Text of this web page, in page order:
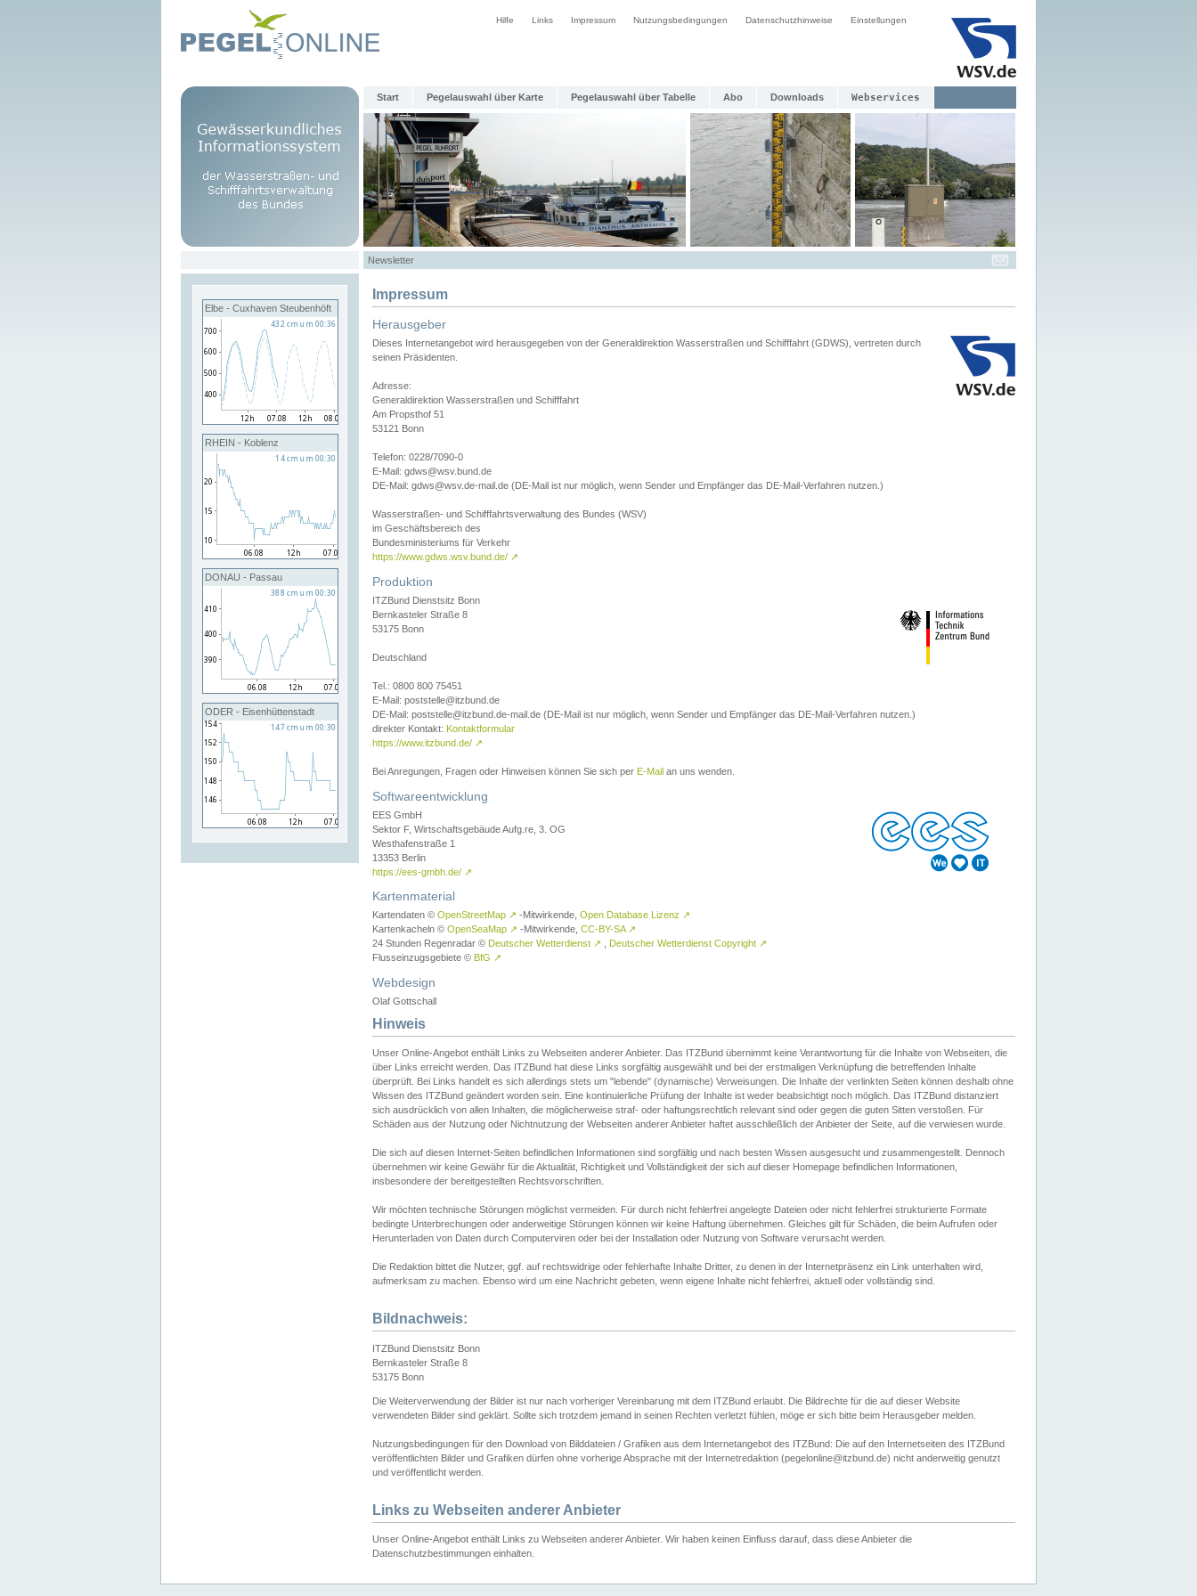
Hilfe Links Impressum Nutzungsbedingungen Datenschutzhinweise Einstellungen
Start Pegelauswahl über Karte Pegelauswahl über Tabelle Abo Downloads Webservices
Newsletter
Elbe - Cuxhaven Steubenhöft
RHEIN - Koblenz
DONAU - Passau
ODER - Eisenhüttenstadt
Impressum
Herausgeber
Dieses Internetangebot wird herausgegeben von der Generaldirektion Wasserstraßen und Schifffahrt (GDWS), vertreten durch
seinen Präsidenten.
Adresse:
Generaldirektion Wasserstraßen und Schifffahrt
Am Propsthof 51
53121 Bonn
Telefon: 0228/7090-0
E-Mail: gdws@wsv.bund.de
DE-Mail: gdws@wsv.de-mail.de (DE-Mail ist nur möglich, wenn Sender und Empfänger das DE-Mail-Verfahren nutzen.)
Wasserstraßen- und Schifffahrtsverwaltung des Bundes (WSV)
im Geschäftsbereich des
Bundesministeriums für Verkehr
https://www.gdws.wsv.bund.de/ ↗
Produktion
ITZBund Dienstsitz Bonn
Bernkasteler Straße 8
53175 Bonn
Deutschland
Tel.: 0800 800 75451
E-Mail: poststelle@itzbund.de
DE-Mail: poststelle@itzbund.de-mail.de (DE-Mail ist nur möglich, wenn Sender und Empfänger das DE-Mail-Verfahren nutzen.)
direkter Kontakt: Kontaktformular
https://www.itzbund.de/ ↗
Bei Anregungen, Fragen oder Hinweisen können Sie sich per E-Mail an uns wenden.
Softwareentwicklung
EES GmbH
Sektor F, Wirtschaftsgebäude Aufg.re, 3. OG
Westhafenstraße 1
13353 Berlin
https://ees-gmbh.de/ ↗
Kartenmaterial
Kartendaten © OpenStreetMap ↗ -Mitwirkende, Open Database Lizenz ↗
Kartenkacheln © OpenSeaMap ↗ -Mitwirkende, CC-BY-SA ↗
24 Stunden Regenradar © Deutscher Wetterdienst ↗ Deutscher Wetterdienst Copyright ↗
Flusseinzugsgebiete © BfG ↗
Webdesign
Olaf Gottschall
Hinweis
Unser Online-Angebot enthält Links zu Webseiten anderer Anbieter. Das ITZBund übernimmt keine Verantwortung für die Inhalte von Webseiten, die
über Links erreicht werden. Das ITZBund hat diese Links sorgfältig ausgewählt und bei der erstmaligen Verknüpfung die betreffenden Inhalte
überprüft. Bei Links handelt es sich allerdings stets um "lebende" (dynamische) Verweisungen. Die Inhalte der verlinkten Seiten können deshalb ohne
Wissen des ITZBund geändert worden sein. Eine kontinuierliche Prüfung der Inhalte ist weder beabsichtigt noch möglich. Das ITZBund distanziert
sich ausdrücklich von allen Inhalten, die möglicherweise straf- oder haftungsrechtlich relevant sind oder gegen die guten Sitten verstoßen. Für
Schäden aus der Nutzung oder Nichtnutzung der Webseiten anderer Anbieter haftet ausschließlich der Anbieter der Seite, auf die verwiesen wurde.
Die sich auf diesen Internet-Seiten befindlichen Informationen sind sorgfältig und nach besten Wissen ausgesucht und zusammengestellt. Dennoch
übernehmen wir keine Gewähr für die Aktualität, Richtigkeit und Vollständigkeit der sich auf dieser Homepage befindlichen Informationen,
insbesondere der bereitgestellten Rechtsvorschriften.
Wir möchten technische Störungen möglichst vermeiden. Für durch nicht fehlerfrei angelegte Dateien oder nicht fehlerfrei strukturierte Formate
bedingte Unterbrechungen oder anderweitige Störungen können wir keine Haftung übernehmen. Gleiches gilt für Schäden, die beim Aufrufen oder
Herunterladen von Daten durch Computerviren oder bei der Installation oder Nutzung von Software verursacht werden.
Die Redaktion bittet die Nutzer, ggf. auf rechtswidrige oder fehlerhafte Inhalte Dritter, zu denen in der Internetpräsenz ein Link unterhalten wird,
aufmerksam zu machen. Ebenso wird um eine Nachricht gebeten, wenn eigene Inhalte nicht fehlerfrei, aktuell oder vollständig sind.
Bildnachweis:
ITZBund Dienstsitz Bonn
Bernkasteler Straße 8
53175 Bonn
Die Weiterverwendung der Bilder ist nur nach vorheriger Vereinbarung mit dem ITZBund erlaubt. Die Bildrechte für die auf dieser Website
verwendeten Bilder sind geklärt. Sollte sich trotzdem jemand in seinen Rechten verletzt fühlen, möge er sich bitte beim Herausgeber melden.
Nutzungsbedingungen für den Download von Bilddateien / Grafiken aus dem Internetangebot des ITZBund: Die auf den Internetseiten des ITZBund
veröffentlichten Bilder und Grafiken dürfen ohne vorherige Absprache mit der Internetredaktion (pegelonline@itzbund.de) nicht anderweitig genutzt
und veröffentlicht werden.
Links zu Webseiten anderer Anbieter
Unser Online-Angebot enthält Links zu Webseiten anderer Anbieter. Wir haben keinen Einfluss darauf, dass diese Anbieter die
Datenschutzbestimmungen einhalten.